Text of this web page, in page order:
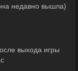
недавно вышла)
выхода игры